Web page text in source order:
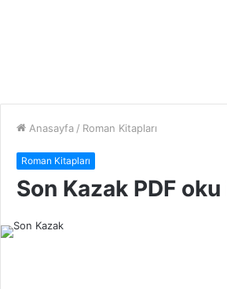
Anasayfa / Roman Kitapları
Roman Kitapları
Son Kazak PDF